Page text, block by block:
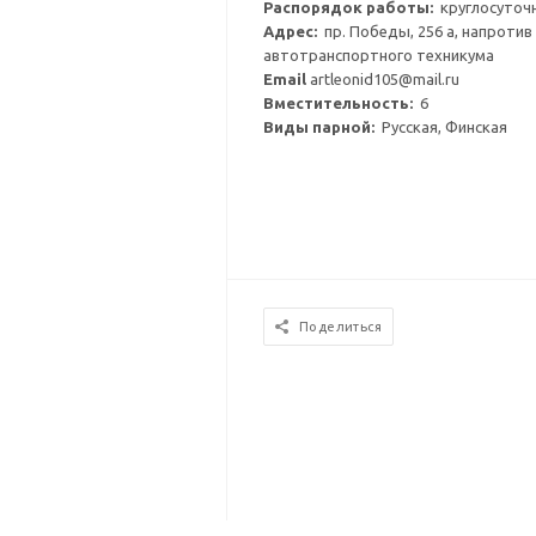
Распорядок работы:
Адрес: пр. Победы, 256 а, напротив
автотранспортного техникума
Email artleonid105@mail.ru
Вместительность: 6
Виды парной: Русская, Финская
Поделиться